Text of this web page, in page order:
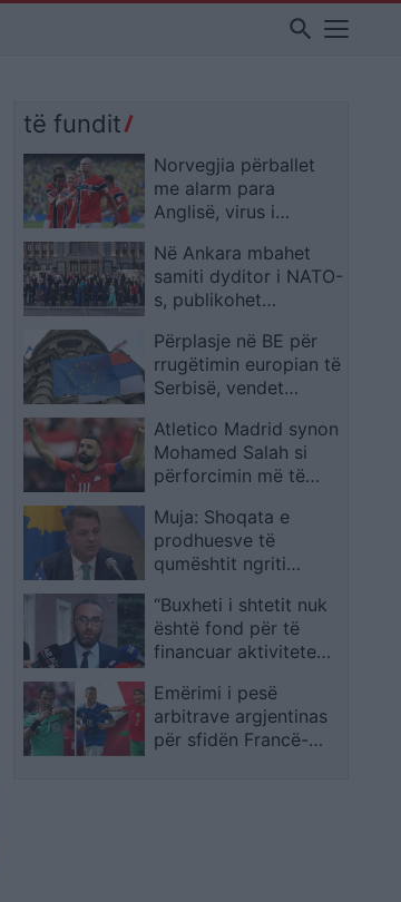
search
të fundit
Norvegjia përballet
me alarm para
Anglisë, virus i
kombëtaren
Në Ankara mbahet
samiti dyditor i NATO-
s, publikohet
liderëve të vendeve
anëtare
Përplasje në BE për
rrugëtimin europian të
Serbisë, vendet
hapjen e Kapitullit 3
Atletico Madrid synon
Mohamed Salah si
përforcimin më të
Muja: Shoqata e
prodhuesve të
qumështit ngriti
dhjetëfish të importit
të qumështit pluhur
dhe trefishimin e vajit
“Buxheti i shtetit nuk
është fond për të
financuar aktivitete
anulohet koncerti i
Kanye West, qytetarët
e bojkotuan
Emërimi i pesë
arbitrave argjentinas
për sfidën Francë-